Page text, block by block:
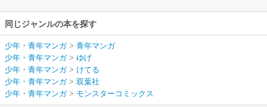
同じジャンルの本を探す
少年・青年マンガ> 青年マンガ
少年・青年マンガ> ゆげ
少年・青年マンガ> けてる
少年・青年マンガ> 双葉社
少年・青年マンガ> モンスターコミックス